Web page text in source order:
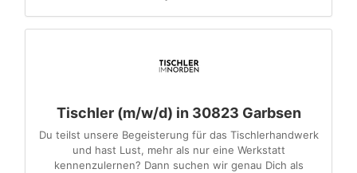
Tischler (m/w/d) in 30823 Garbsen
Du teilst unsere Begeisterung für das Tischlerhandwerk
und hast Lust, mehr als nur eine Werkstatt
kennenzulernen? Dann suchen wir genau Dich als